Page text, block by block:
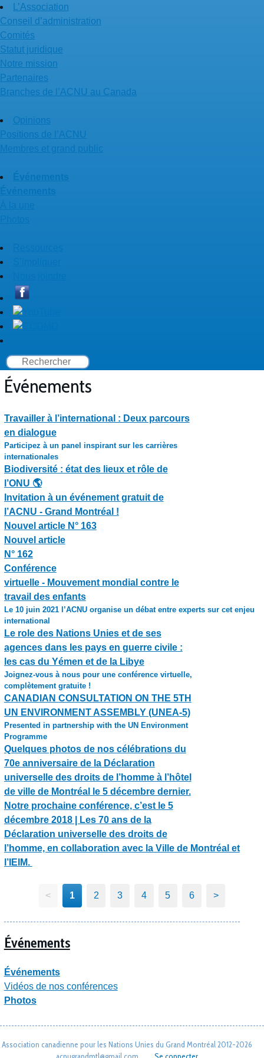
L’Association
Conseil d’administration
Comités
Statut juridique
Notre mission
Partenaires
Branches de l’ACNU au Canada
Opinions
Positions de l’ACNU
Membres et grand public
Événements
Événements
Événements
Travailler à l’international : Deux parcours
en dialogue
Participez à un panel inspirant sur les carrières
internationales
Biodiversité : état des lieux et rôle de
l’ONU 🌎
Invitation à un événement gratuit de
l’ACNU - Grand Montréal !
Nouvel article N° 163
Nouvel article
N° 162
Conférence
virtuelle - Mouvement mondial contre le
travail des enfants
Le 10 juin 2021 l’ACNU organise un débat entre experts sur cet enjeu
international
Le role des Nations Unies et de ses
agences dans les pays en guerre civile :
les cas du Yémen et de la Libye
Joignez-vous à nous pour une conférence virtuelle,
complètement gratuite !
CANADIAN CONSULTATION ON THE 5TH
UN ENVIRONMENT ASSEMBLY (UNEA-5)
Presented in partnership with the UN Environment
Programme
Quelques photos de nos célébrations du
70e anniversaire de la Déclaration
universelle des droits de l’homme à l’hôtel
de ville de Montréal le 5 décembre dernier.
Notre prochaine conférence, c’est le 5
décembre 2018 | Les 70 ans de la
Déclaration universelle des droits de
l’homme, en collaboration avec la Ville de Montréal et
l’IEIM.
< 1 2 3 4 5 6 >
Événements
Événements
Vidéos de nos conférences
Photos
Association canadienne pour les Nations Unies du Grand Montréal 2012-2026